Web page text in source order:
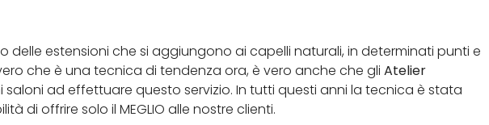
delle estensioni che si aggiungono ai capelli naturali, in determinati punti e
che è una tecnica di tendenza ora, è vero anche che gli Atelier
saloni ad effettuare questo servizio. In tutti questi anni la tecnica è stata
di offrire solo il MEGLIO alle nostre clienti.